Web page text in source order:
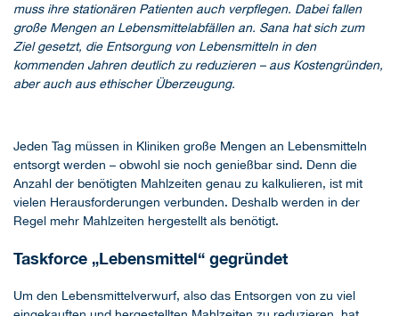
muss ihre stationären Patienten auch verpflegen. Dabei fallen
große Mengen an Lebensmittelabfällen an. Sana hat sich zum
Ziel gesetzt, die Entsorgung von Lebensmitteln in den
kommenden Jahren deutlich zu reduzieren – aus Kostengründen,
aber auch aus ethischer Überzeugung.
Jeden Tag müssen in Kliniken große Mengen an Lebensmitteln
entsorgt werden – obwohl sie noch genießbar sind. Denn die
Anzahl der benötigten Mahlzeiten genau zu kalkulieren, ist mit
vielen Herausforderungen verbunden. Deshalb werden in der
Regel mehr Mahlzeiten hergestellt als benötigt.
Taskforce „Lebensmittel“ gegründet
Um den Lebensmittelverwurf, also das Entsorgen von zu viel